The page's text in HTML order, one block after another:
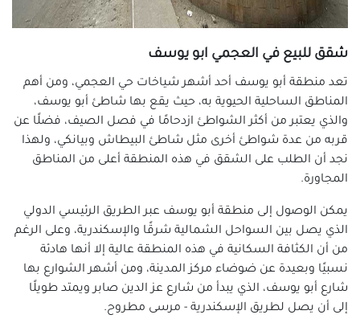
شقق للبيع في العجمي ابو يوسف
تعد منطقة أبو يوسف أحد أشهر شياخات حي العجمي، ومن أهم
المناطق الساحلية الحيوية به، حيث يقع بها شاطئ أبو يوسف،
والذي يعتبر من أكثر الشواطئ ازدحامًا في فصل الصيف، فضلًا عن
قربه من عدة شواطئ أخرى مثل شاطئ البيطاش وبيانكي، ولهذا
نجد أن الطلب على الشقق في هذه المنطقة أعلى من المناطق
المجاورة.
يمكن الوصول إلى منطقة أبو يوسف عبر الطريق الرئيسي الدولي
الذي يصل بين السواحل الشمالية شرقًا والإسكندرية، وعلى الرغم
من أن الكثافة السكانية في هذه المنطقة عالية إلا أنها هادئة
نسبيًا وبعيدة عن ضوضاء مركز المدينة، ومن أشهر الشوارع بها
شارع أبو يوسف، الذي يبدأ من شارع عز الدين صابر ويمتد طويلًا
إلى أن يصل لطريق الإسكندرية - مرسى مطروح.